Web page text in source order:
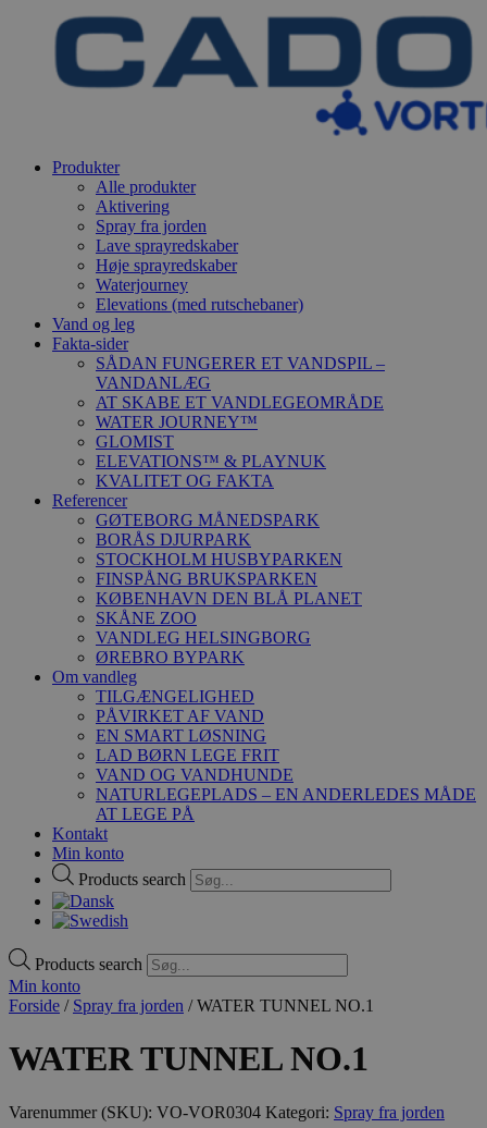
Produkter
Alle produkter
Aktivering
Spray fra jorden
Lave sprayredskaber
Høje sprayredskaber
Waterjourney
Elevations (med rutschebaner)
Vand og leg
Fakta-sider
SÅDAN FUNGERER ET VANDSPIL –
VANDANLÆG
AT SKABE ET VANDLEGEOMRÅDE
WATER JOURNEY™
GLOMIST
ELEVATIONS™ & PLAYNUK
KVALITET OG FAKTA
Referencer
GØTEBORG MÅNEDSPARK
BORÅS DJURPARK
STOCKHOLM HUSBYPARKEN
FINSPÅNG BRUKSPARKEN
KØBENHAVN DEN BLÅ PLANET
SKÅNE ZOO
VANDLEG HELSINGBORG
ØREBRO BYPARK
Om vandleg
TILGÆNGELIGHED
PÅVIRKET AF VAND
EN SMART LØSNING
LAD BØRN LEGE FRIT
VAND OG VANDHUNDE
NATURLEGEPLADS – EN ANDERLEDES MÅDE
AT LEGE PÅ
Kontakt
Min konto
Products search
Products search
Min konto
Forside / Spray fra jorden / WATER TUNNEL NO.1
WATER TUNNEL NO.1
Varenummer (SKU): VO-VOR0304 Kategori: Spray fra jorden